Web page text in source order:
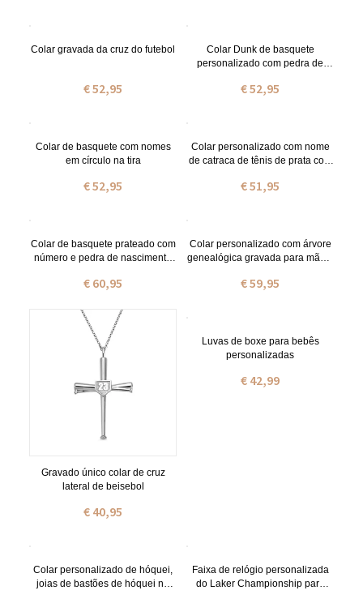
Colar gravada da cruz do futebol
€ 52,95
Colar Dunk de basquete
personalizado com pedra de
€ 52,95
Colar de basquete com nomes
em círculo na tira
€ 52,95
Colar personalizado com nome
de catraca de tênis de prata com
€ 51,95
Colar de basquete prateado com
número e pedra de nascimento
€ 60,95
Colar personalizado com árvore
genealógica gravada para mães,
personalizado de 1 a 9, presente
€ 59,95
Gravado único colar de cruz
lateral de beisebol
€ 40,95
Luvas de boxe para bebês
personalizadas
€ 42,99
Colar personalizado de hóquei,
joias de bastões de hóquei no
Faixa de relógio personalizada
do Laker Championship para